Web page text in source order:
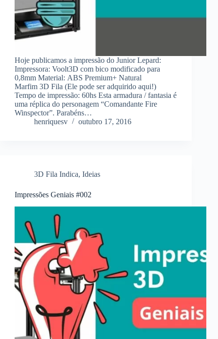
Hoje publicamos a impressão do Junior Lepard:
Impressora: Voolt3D com bico modificado para
0,8mm Material: ABS Premium+ Natural
Marfim 3D Fila (Ele pode ser adquirido aqui!)
Tempo de impressão: 60hs Esta armadura / fantasia é
uma réplica do personagem “Comandante Fire
Winspector”. Parabéns…
henriquesv
outubro 17, 2016
3D Fila Indica, Ideias
Impressões Geniais #002